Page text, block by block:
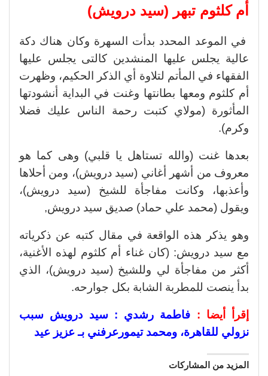
أم كلثوم تبهر (سيد درويش)
في الموعد المحدد بدأت السهرة وكان هناك دكة
عالية يجلس عليها المنشدين كالتى يجلس عليها
الفقهاء في المأتم لتلاوة أي الذكر الحكيم، وظهرت
أم كلثوم ومعها بطانتها وغنت في البداية أنشودتها
المأثورة (مولاي كتبت رحمة الناس عليك فضلا
وكرم).
بعدها غنت (والله تستاهل يا قلبي) وهى كما هو
معروف من أشهر أغاني (سيد درويش)، ومن أحلاها
وأعذبها، وكانت مفاجأة للشيخ (سيد درويش)،
ويقول (محمد علي حماد) صديق سيد درويش,
وهو يذكر هذه الواقعة في مقال كتبه عن ذكرياته
مع سيد درويش: (كان غناء أم كلثوم لهذه الأغنية،
أكثر من مفاجأة لي وللشيخ (سيد درويش)، الذي
بدأ ينصت للمطربة الشابة بكل جوارحه.
إقرأ أيضا : فاطمة رشدي : سيد درويش سبب
نزولي للقاهرة، ومحمد تيمورعرفني بـ عزيز عيد
المزيد من المشاركات